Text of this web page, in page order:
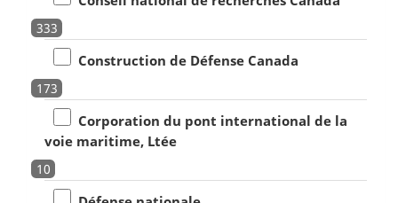
333
Construction de Défense Canada
173
Corporation du pont international de la
voie maritime, Ltée
10